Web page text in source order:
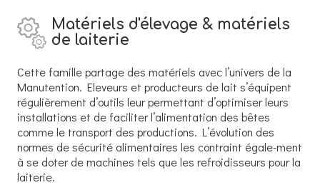
Matériels d'élevage & matériels
de laiterie
Cette famille partage des matériels avec l’univers de la
Manutention. Eleveurs et producteurs de lait s’équipent
régulièrement d’outils leur permettant d’optimiser leurs
installations et de faciliter l’alimentation des bêtes
comme le transport des productions. L’évolution des
normes de sécurité alimentaires les contraint égale-ment
à se doter de machines tels que les refroidisseurs pour la
laiterie.